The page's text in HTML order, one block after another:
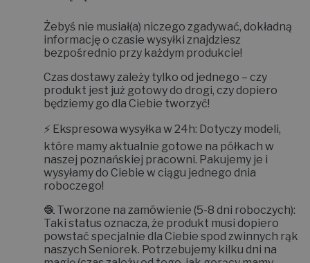
Żebyś nie musiał(a) niczego zgadywać, dokładną
informację o czasie wysyłki znajdziesz
bezpośrednio przy każdym produkcie!
Czas dostawy zależy tylko od jednego – czy
produkt jest już gotowy do drogi, czy dopiero
będziemy go dla Ciebie tworzyć!
⚡ Ekspresowa wysyłka w 24h: Dotyczy modeli,
które mamy aktualnie gotowe na półkach w
naszej poznańskiej pracowni. Pakujemy je i
wysyłamy do Ciebie w ciągu jednego dnia
roboczego!
🧶 Tworzone na zamówienie (5-8 dni roboczych):
Taki status oznacza, że produkt musi dopiero
powstać specjalnie dla Ciebie spod zwinnych rąk
naszych Seniorek. Potrzebujemy kilku dni na